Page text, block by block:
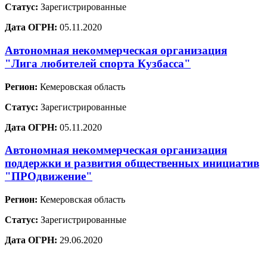
Статус: Зарегистрированные
Дата ОГРН: 05.11.2020
Автономная некоммерческая организация
"Лига любителей спорта Кузбасса"
Регион: Кемеровская область
Статус: Зарегистрированные
Дата ОГРН: 05.11.2020
Автономная некоммерческая организация
поддержки и развития общественных инициатив
"ПРОдвижение"
Регион: Кемеровская область
Статус: Зарегистрированные
Дата ОГРН: 29.06.2020